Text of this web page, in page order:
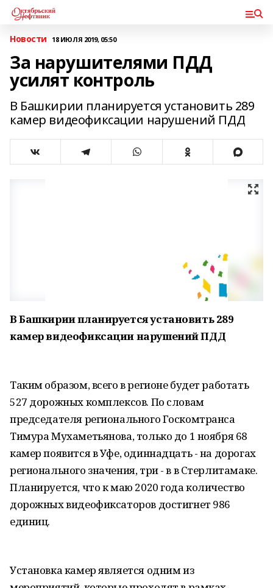
Новости 18 ИЮЛЯ 2019, 05:50
За нарушителями ПДД
усилят контроль
В Башкирии планируется установить 289
камер видеофиксации нарушений ПДД
В Башкирии планируется установить 289
камер видеофиксации нарушений ПДД
Таким образом, всего в регионе будет работать
527 дорожных комплексов. По словам
председателя регионального Госкомтранса
Тимура Мухаметьянова, только до 1 ноября 68
камер появится в Уфе, одиннадцать - на дорогах
регионального значения, три - в в Стерлитамаке.
Планируется, что к маю 2020 года количество
дорожных видеофиксаторов достигнет 986
единиц.
Установка камер является одним из